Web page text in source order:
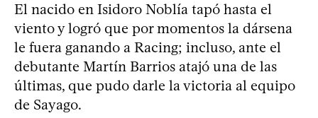
El nacido en Isidoro Noblía tapó hasta el
viento y logró que por momentos la dársena
le fuera ganando a Racing; incluso, ante el
debutante Martín Barrios atajó una de las
últimas, que pudo darle la victoria al equipo
de Sayago.